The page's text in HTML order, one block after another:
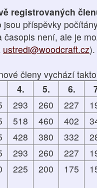
registrovaných
jsou příspěvky
časopis není, ale je
ustredi@woodcraft.cz).
členy vychází
4. 5. 6.
293 260 227
518 460 402
428 380 332
293 260 227
225 200 175